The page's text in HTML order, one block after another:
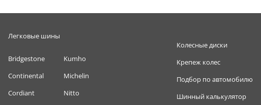
Легковые шины
Bridgestone
Continental
Cordiant
Kumho
Michelin
Nitto
Колесные диски
Крепеж колес
Подбор по автомобилю
Шинный калькулятор